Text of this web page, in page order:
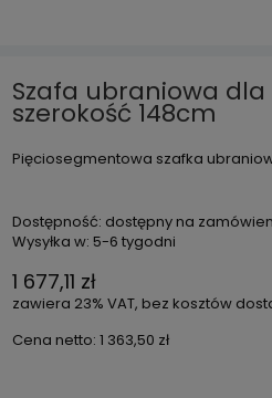
Szafa ubraniowa
szerokość 148cm
Pięciosegmentowa szafka
Dostępność: dostępny na
Wysyłka w: 5-6 tygodni
1 677,11 zł
zawiera 23% VAT, bez kosztów
Cena netto: 1 363,50 zł